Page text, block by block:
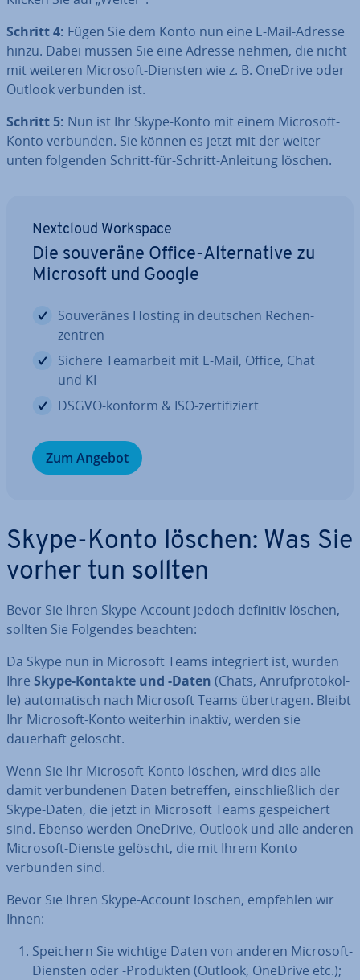
Schritt 4: Fügen Sie dem Konto nun eine E-Mail-Adresse
hinzu. Dabei müssen Sie eine Adresse nehmen, die nicht
mit weiteren Microsoft-Diensten wie z. B. OneDrive oder
Outlook verbunden ist.
Schritt 5: Nun ist Ihr Skype-Konto mit einem Microsoft-
Konto verbunden. Sie können es jetzt mit der weiter
unten folgenden Schritt-für-Schritt-Anleitung löschen.
Nextcloud Workspace
Die souveräne Office-Al­ter­na­ti­ve zu
Microsoft und Google
Sou­ve­rä­nes Hosting in deutschen Re­chen­
zen­tren
Sichere Team­ar­beit mit E-Mail, Office, Chat
und KI
DSGVO-konform & ISO-zer­ti­fi­ziert
Zum Angebot
Skype-Konto löschen: Was Sie
vorher tun sollten
Bevor Sie Ihren Skype-Account jedoch definitiv löschen,
sollten Sie Folgendes beachten:
Da Skype nun in Microsoft Teams in­te­griert ist, wurden
Ihre Skype-Kontakte und -Daten (Chats, An­ruf­pro­to­kol­
le) au­to­ma­tisch nach Microsoft Teams über­tra­gen. Bleibt
Ihr Microsoft-Konto weiterhin inaktiv, werden sie
dauerhaft gelöscht.
Wenn Sie Ihr Microsoft-Konto löschen, wird dies alle
damit ver­bun­de­nen Daten betreffen, ein­schließ­lich der
Skype-Daten, die jetzt in Microsoft Teams ge­spei­chert
sind. Ebenso werden OneDrive, Outlook und alle anderen
Microsoft-Dienste gelöscht, die mit Ihrem Konto
verbunden sind.
Bevor Sie Ihren Skype-Account löschen, empfehlen wir
Ihnen:
Speichern Sie wichtige Daten von anderen Microsoft-
Diensten oder -Produkten (Outlook, OneDrive etc.);